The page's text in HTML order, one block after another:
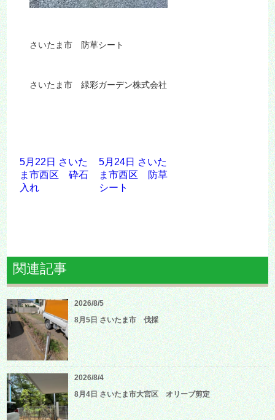
さいたま市 防草シート
さいたま市 緑彩ガーデン株式会社
5月22日 さいた
ま市西区 砕石
入れ
5月24日 さいた
ま市西区 防草
シート
関連記事
2026/8/5
8月5日 さいたま市 伐採
2026/8/4
8月4日 さいたま市大宮区 オリーブ剪定